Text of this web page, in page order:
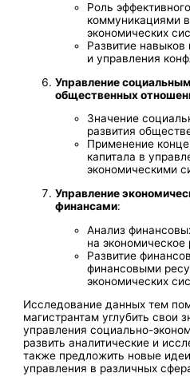
Роль
коммуникациями
экономических
Развитие
и управления
Управление
общественных
Значение
развития
Применение
капитала в
экономическими
Управление
финансами:
Анализ
на экономическое
Развитие
финансовыми
экономических
Исследование данных тем
магистрантам углубить свои
управления социально-
развить аналитические и
также предложить новые
управления в различных